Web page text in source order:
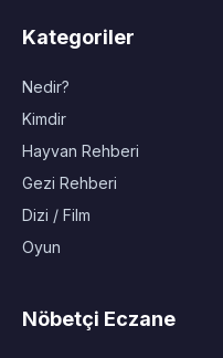
Kategoriler
Nedir?
Kimdir
Hayvan Rehberi
Gezi Rehberi
Dizi / Film
Oyun
Nöbetçi Eczane